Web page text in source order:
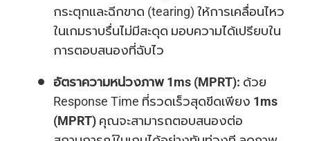
กระตุกและฉีกขาด (tearing) ให้การเคลื่อนไหว
ในเกมราบรื่นไม่มีสะดุด มอบความได้เปรียบใน
การตอบสนองที่ฉับไว
อัตราความหน่วงภาพ 1ms (MPRT): ด้วย
Response Time ที่รวดเร็วสุดขีดเพียง 1ms
(MPRT) คุณจะสามารถตอบสนองต่อ